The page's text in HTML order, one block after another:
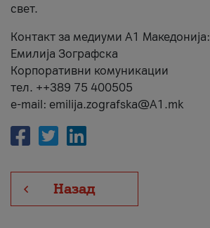
свет.
Контакт за медиуми А1 Македонија:
Емилија Зографска
Корпоративни комуникации
тел. ++389 75 400505
e-mail: emilija.zografska@A1.mk
Назад